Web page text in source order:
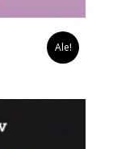
Ale!